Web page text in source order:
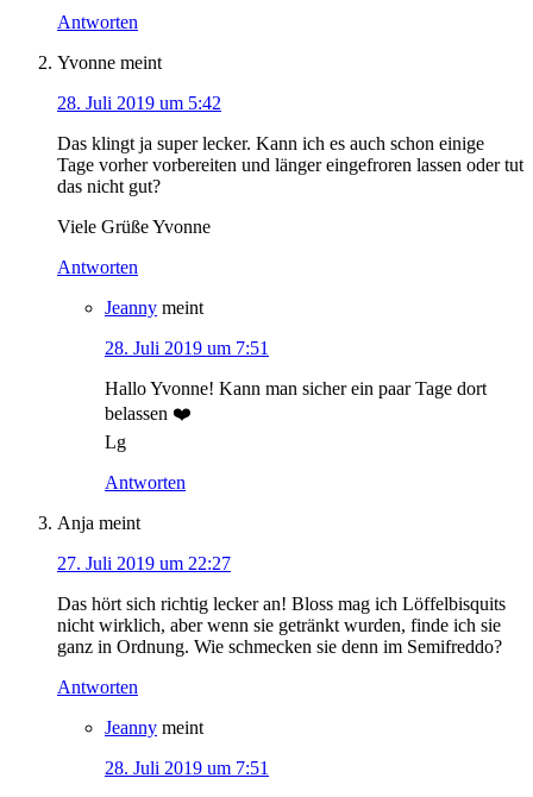
Antworten
Yvonne meint
28. Juli 2019 um 5:42
Das klingt ja super lecker. Kann ich es auch schon einige
Tage vorher vorbereiten und länger eingefroren lassen oder tut
das nicht gut?
Viele Grüße Yvonne
Antworten
Jeanny meint
28. Juli 2019 um 7:51
Hallo Yvonne! Kann man sicher ein paar Tage dort
belassen ❤️
Lg
Antworten
Anja meint
27. Juli 2019 um 22:27
Das hört sich richtig lecker an! Bloss mag ich Löffelbisquits
nicht wirklich, aber wenn sie getränkt wurden, finde ich sie
ganz in Ordnung. Wie schmecken sie denn im Semifreddo?
Antworten
Jeanny meint
28. Juli 2019 um 7:51